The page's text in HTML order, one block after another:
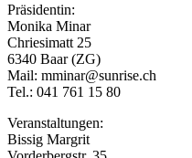
Präsidentin:
Monika Minar
Chriesimatt 25
6340 Baar (ZG)
Mail: mminar@sunrise.ch
Tel.: 041 761 15 80
Veranstaltungen:
Bissig Margrit